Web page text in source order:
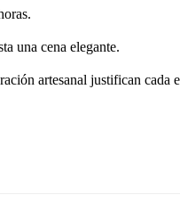
una cena elegante.
artesanal justifican cada